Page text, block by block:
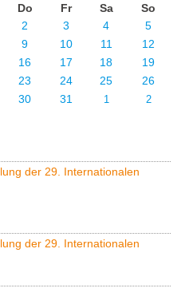
Do Fr Sa So
2 3 4 5
9 10 11 12
16 17 18 19
23 24 25 26
30 31 1 2
der 29. Internationalen
der 29. Internationalen